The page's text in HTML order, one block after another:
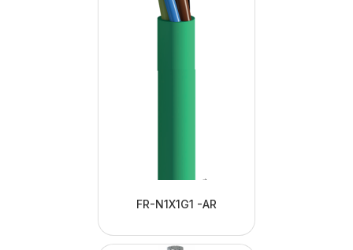
FR-N1X1G1 -AR